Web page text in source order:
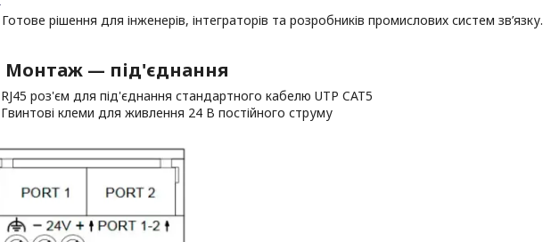
Готове рішення для інженерів, інтеграторів та розробників промислових систем зв’язку.
Монтаж — під'єднання
RJ45 роз'єм для під'єднання стандартного кабелю UTP CAT5
Гвинтові клеми для живлення 24 В постійного струму